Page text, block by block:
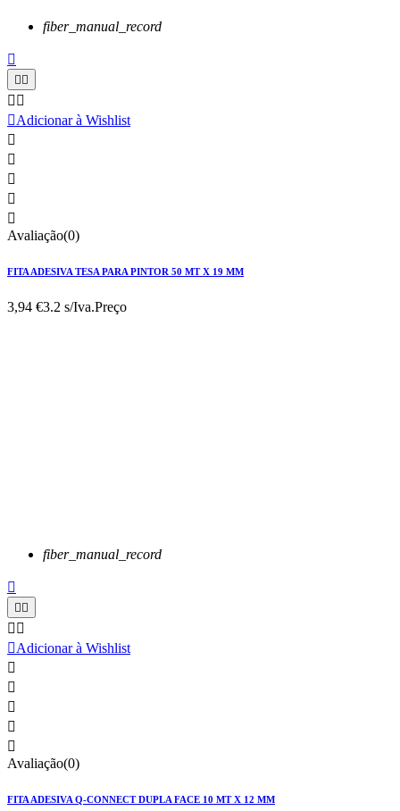
fiber_manual_record

 
 
Adicionar à Wishlist





Avaliação(0)
FITA ADESIVA TESA PARA PINTOR 50 MT X 19 MM
3,94 €3.2 s/Iva.Preço
fiber_manual_record

 
 
Adicionar à Wishlist





Avaliação(0)
FITA ADESIVA Q-CONNECT DUPLA FACE 10 MT X 12 MM